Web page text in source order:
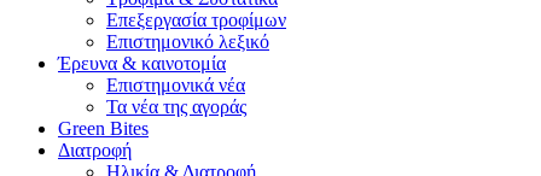
Επεξεργασία τροφίμων
Επιστημονικό λεξικό
Έρευνα & καινοτομία
Επιστημονικά νέα
Τα νέα της αγοράς
Green Bites
Διατροφή